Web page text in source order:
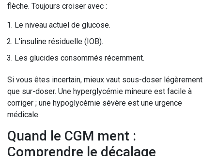
flèche. Toujours croiser avec :
Le niveau actuel de glucose.
L'insuline résiduelle (IOB).
Les glucides consommés récemment.
Si vous êtes incertain, mieux vaut sous-doser légèrement
que sur-doser. Une hyperglycémie mineure est facile à
corriger ; une hypoglycémie sévère est une urgence
médicale.
Quand le CGM ment :
Comprendre le décalage